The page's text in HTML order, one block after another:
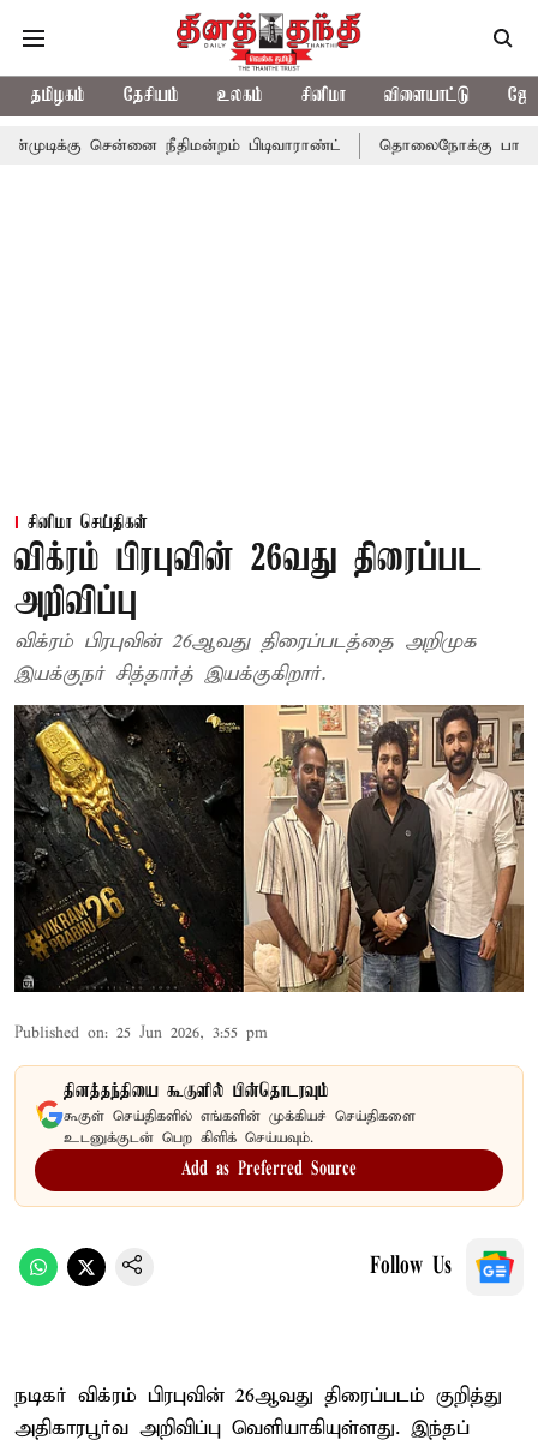
தமிழகம் தேசியம் உலகம் சினிமா விளையாட்டு
நீதிமன்றம் பிடிவாராண்ட் தொலைநோக்கு பார்வையுடன்
சினிமா செய்திகள்
விக்ரம் பிரபுவின் 26வது திரைப்பட
அறிவிப்பு
விக்ரம் பிரபுவின் 26ஆவது திரைப்படத்தை அறிமுக
இயக்குநர் சித்தார்த் இயக்குகிறார்.
Published on: 25 Jun 2026, 3:55 pm
தினத்தந்தியை கூகுளில் பின்தொடரவும்
கூகுள் செய்திகளில் எங்களின் முக்கியச் செய்திகளை
உடனுக்குடன் பெற கிளிக் செய்யவும்.
Add as Preferred Source
Follow Us
நடிகர் விக்ரம் பிரபுவின் 26ஆவது திரைப்படம் குறித்து
அதிகாரபூர்வ அறிவிப்பு வெளியாகியுள்ளது. இந்தப்